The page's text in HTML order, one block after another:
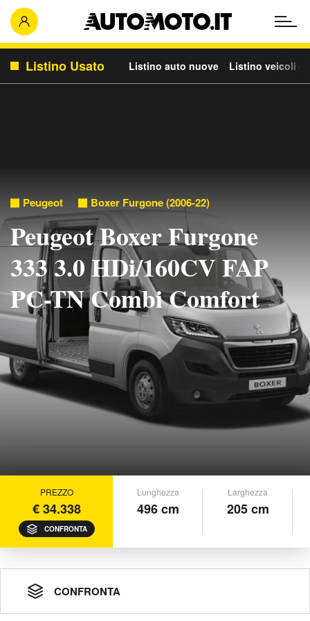
Listino Usato Listino auto nuove Listino veicoli
Peugeot Boxer Furgone (2006-22)
Peugeot Boxer Furgone
333 3.0 HDi/160CV FAP
PC-TN Combi Comfort
PREZZO
€ 34.338
CONFRONTA
Lunghezza
496 cm
Larghezza
205 cm
CONFRONTA